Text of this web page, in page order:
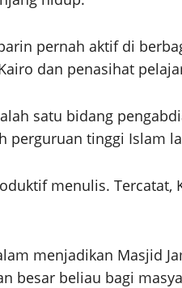
pernah aktif di
dan penasihat
satu bidang
perguruan tinggi Islam
menulis.
menjadikan Masjid
besar beliau bagi